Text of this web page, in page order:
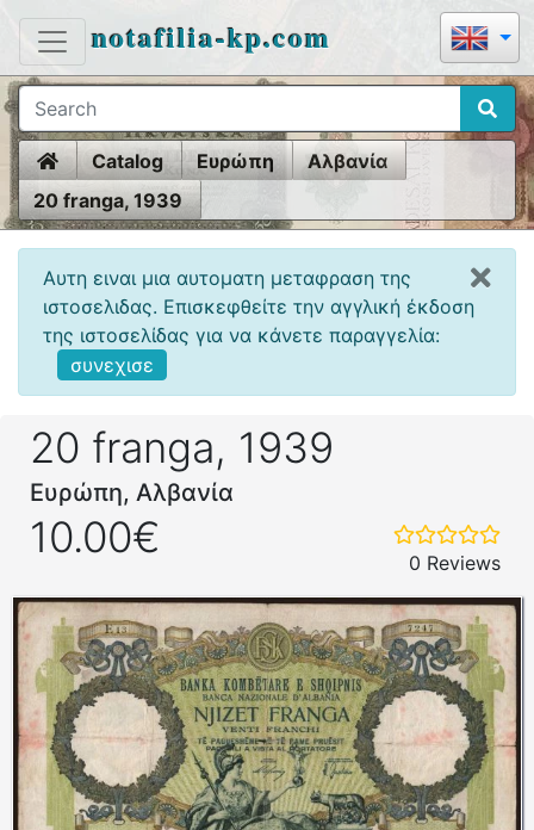
notafilia-kp.com
HomeCatalog Ευρώπη
Αλβανία
20 franga, 1939
Αυτη ειναι μια αυτοματη μεταφραση της
ιστοσελιδας. Επισκεφθείτε την αγγλική έκδοση
της ιστοσελίδας για να κάνετε παραγγελία:
συνεχισε
20 franga, 1939
Ευρώπη, Αλβανία
10.00€
0 Reviews